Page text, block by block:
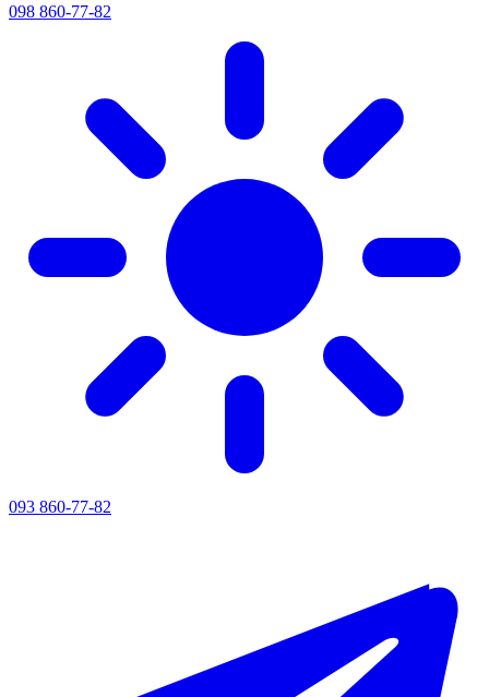
098 860-77-82
093 860-77-82